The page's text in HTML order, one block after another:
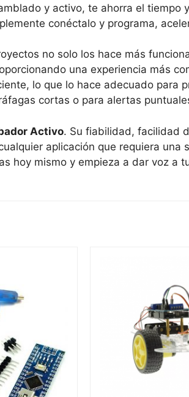
y activo, te ahorra el tiempo
conéctalo y programa,
no solo los hace más
una experiencia más
lo que lo hace adecuado para
cortas o para alertas
Activo. Su fiabilidad, facilidad
aplicación que requiera una
hoy mismo y empieza a dar voz a